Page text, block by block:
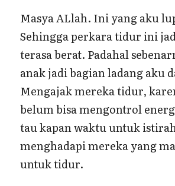
Masya ALlah. Ini yang aku
Sehingga perkara tidur ini
terasa berat. Padahal
anak jadi bagian ladang aku
Mengajak mereka tidur,
belum bisa mengontrol
tau kapan waktu untuk
menghadapi mereka yang
untuk tidur.